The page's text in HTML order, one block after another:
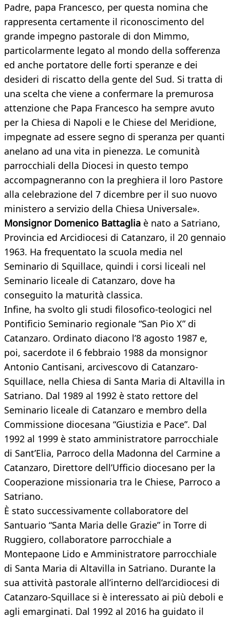
Padre, papa Francesco, per questa nomina che
rappresenta certamente il riconoscimento del
grande impegno pastorale di don Mimmo,
particolarmente legato al mondo della sofferenza
ed anche portatore delle forti speranze e dei
desideri di riscatto della gente del Sud. Si tratta di
una scelta che viene a confermare la premurosa
attenzione che Papa Francesco ha sempre avuto
per la Chiesa di Napoli e le Chiese del Meridione,
impegnate ad essere segno di speranza per quanti
anelano ad una vita in pienezza. Le comunità
parrocchiali della Diocesi in questo tempo
accompagneranno con la preghiera il loro Pastore
alla celebrazione del 7 dicembre per il suo nuovo
ministero a servizio della Chiesa Universale».
Monsignor Domenico Battaglia è nato a Satriano,
Provincia ed Arcidiocesi di Catanzaro, il 20 gennaio
1963. Ha frequentato la scuola media nel
Seminario di Squillace, quindi i corsi liceali nel
Seminario liceale di Catanzaro, dove ha
conseguito la maturità classica.
Infine, ha svolto gli studi filosofico-teologici nel
Pontificio Seminario regionale “San Pio X” di
Catanzaro. Ordinato diacono l’8 agosto 1987 e,
poi, sacerdote il 6 febbraio 1988 da monsignor
Antonio Cantisani, arcivescovo di Catanzaro-
Squillace, nella Chiesa di Santa Maria di Altavilla in
Satriano. Dal 1989 al 1992 è stato rettore del
Seminario liceale di Catanzaro e membro della
Commissione diocesana “Giustizia e Pace”. Dal
1992 al 1999 è stato amministratore parrocchiale
di Sant’Elia, Parroco della Madonna del Carmine a
Catanzaro, Direttore dell’Ufficio diocesano per la
Cooperazione missionaria tra le Chiese, Parroco a
Satriano.
È stato successivamente collaboratore del
Santuario “Santa Maria delle Grazie” in Torre di
Ruggiero, collaboratore parrocchiale a
Montepaone Lido e Amministratore parrocchiale
di Santa Maria di Altavilla in Satriano. Durante la
sua attività pastorale all’interno dell’arcidiocesi di
Catanzaro-Squillace si è interessato ai più deboli e
agli emarginati. Dal 1992 al 2016 ha guidato il